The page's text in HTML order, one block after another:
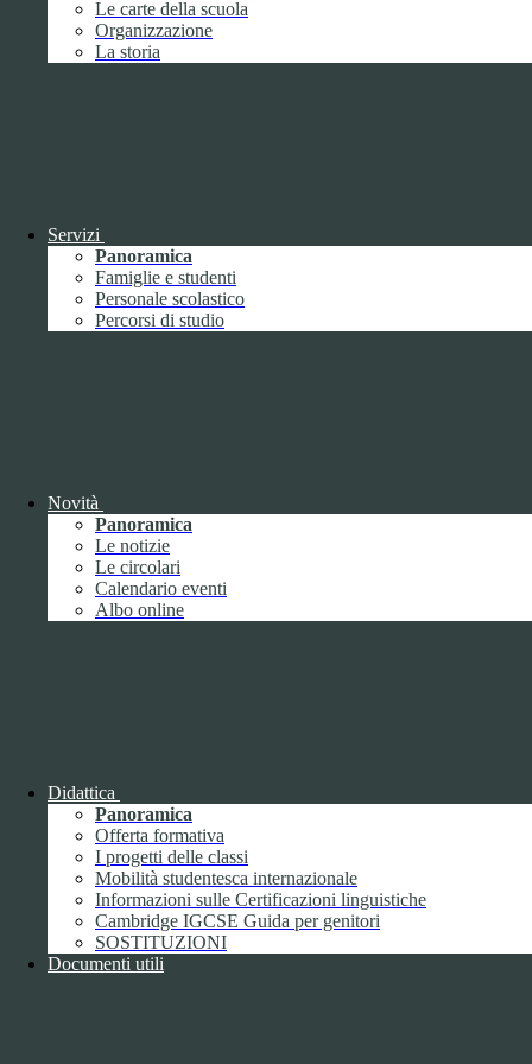
Le carte della scuola
Organizzazione
La storia
Servizi
Panoramica
Famiglie e studenti
Personale scolastico
Percorsi di studio
Novità
Panoramica
Le notizie
Le circolari
Calendario eventi
Albo online
Didattica
Panoramica
Offerta formativa
I progetti delle classi
Mobilità studentesca internazionale
Informazioni sulle Certificazioni linguistiche
Cambridge IGCSE Guida per genitori
SOSTITUZIONI
Documenti utili
Febbraio2
Marzo8
Aprile
Maggio1
Giugno
Luglio
Agosto
Settembre
Ottobre
2018
Gennaio
Febbraio
Marzo
Aprile
Maggio2
Giugno